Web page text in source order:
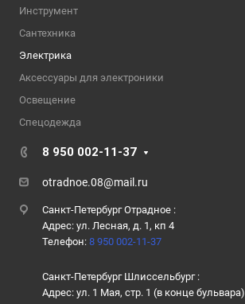
Инструмент
Сантехника
Электрика
Аксессуары для электроники
Освещение
Спецодежда
8 950 002-11-37
otradnoe.08@mail.ru
Санкт-Петербург Отрадное :
Адрес: ул. Лесная, д. 1, кп 4
Телефон: 8 950 002-11-37
Санкт-Петербург Шлиссельбург :
Адрес: ул. 1 Мая, стр. 1 (в конце бульвара)